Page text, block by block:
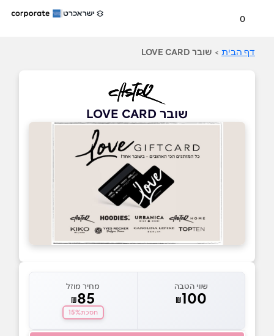
0
דף הבית > שובר LOVE CARD
שובר LOVE CARD
שווי הטבה
₪100
מחיר מוזל
₪85
חסכת15%